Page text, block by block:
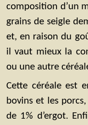
composition d’un
grains de seigle
et, en raison du
il vaut mieux la
ou une autre
Cette céréale est
bovins et les
de 1% d’ergot.